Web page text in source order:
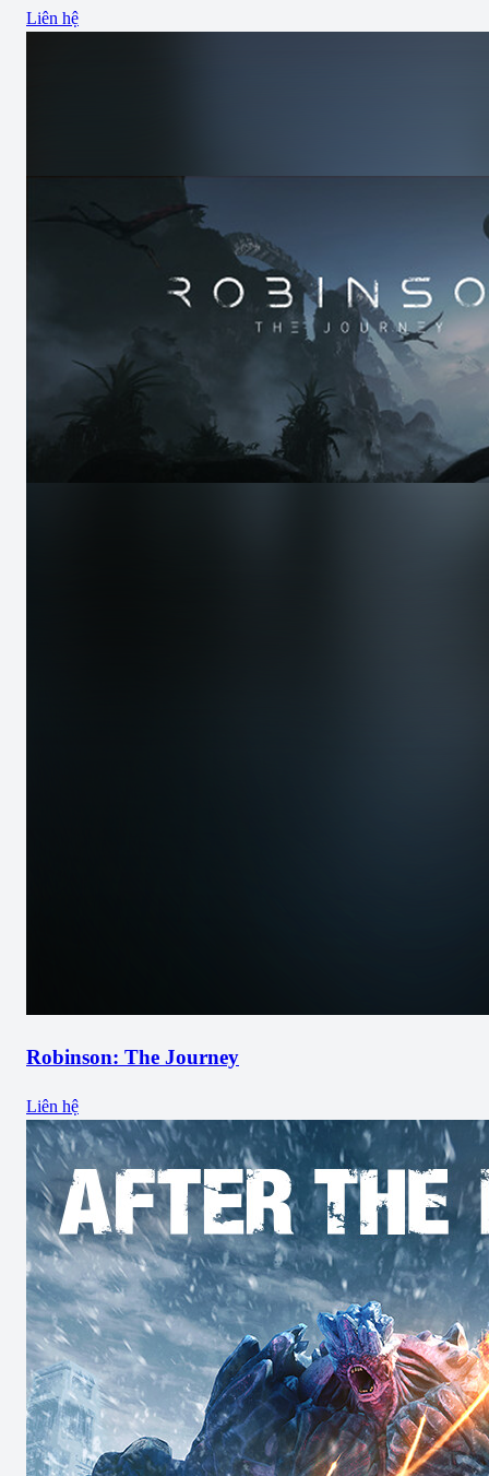
Liên hệ
Robinson: The Journey
Liên hệ